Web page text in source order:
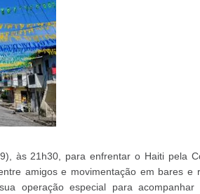
às 21h30, para enfrentar o Haiti pela
amigos e movimentação em bares e
operação especial para